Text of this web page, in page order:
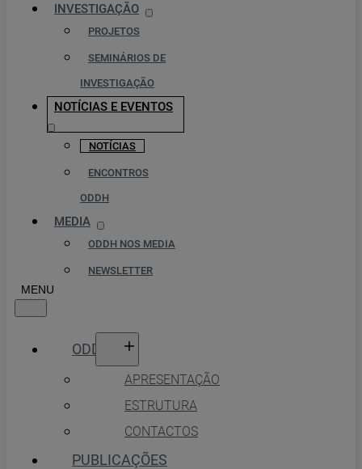
INVESTIGAÇÃO
PROJETOS
SEMINÁRIOS DE
INVESTIGAÇÃO
NOTÍCIAS E EVENTOS
NOTÍCIAS
ENCONTROS
ODDH
MEDIA
ODDH NOS MEDIA
NEWSLETTER
ODDH
APRESENTAÇÃO
ESTRUTURA
CONTACTOS
PUBLICAÇÕES